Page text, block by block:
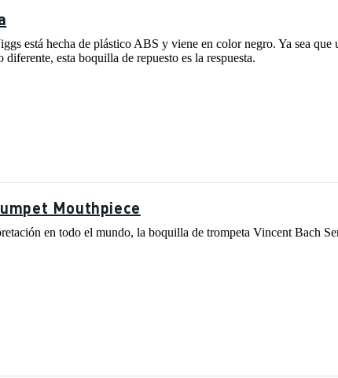
está hecha de plástico ABS y viene en color negro. Ya sea que
esta boquilla de repuesto es la respuesta.
Mouthpiece
en todo el mundo, la boquilla de trompeta Vincent Bach